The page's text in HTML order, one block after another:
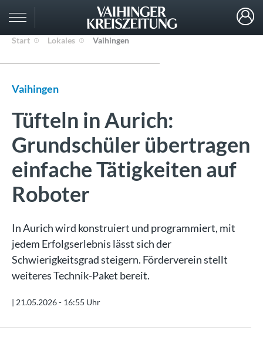
Start Lokales Vaihingen
Vaihingen
Tüfteln in Aurich:
Grundschüler übertragen
einfache Tätigkeiten auf
Roboter
In Aurich wird konstruiert und programmiert, mit
jedem Erfolgserlebnis lässt sich der
Schwierigkeitsgrad steigern. Förderverein stellt
weiteres Technik-Paket bereit.
| 21.05.2026 - 16:55 Uhr